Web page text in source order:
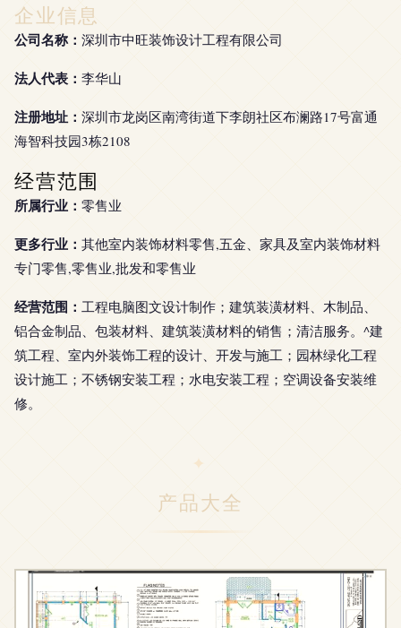
企业信息
公司名称： 深圳市中旺装饰设计工程有限公司
法人代表： 李华山
注册地址： 深圳市龙岗区南湾街道下李朗社区布澜路17号富通
海智科技园3栋2108
经营范围
所属行业： 零售业
更多行业： 其他室内装饰材料零售,五金、家具及室内装饰材料
专门零售,零售业,批发和零售业
经营范围： 工程电脑图文设计制作；建筑装潢材料、木制品、
铝合金制品、包装材料、建筑装潢材料的销售；清洁服务。^建
筑工程、室内外装饰工程的设计、开发与施工；园林绿化工程
设计施工；不锈钢安装工程；水电安装工程；空调设备安装维
修。
产品大全